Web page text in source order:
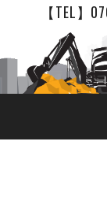
【TEL】